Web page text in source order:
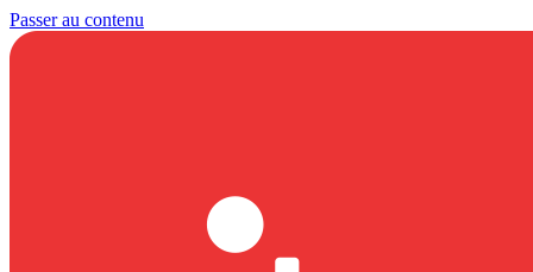
Passer au contenu